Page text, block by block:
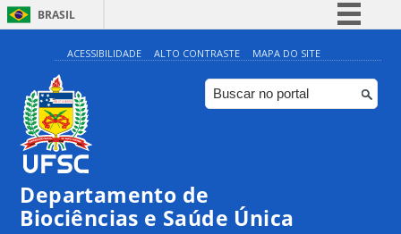
BRASIL
Simplifique!
Comunica BR
Participe
ACESSIBILIDADE ALTO CONTRASTE MAPA DO SITE
Departamento de
Biociências e Saúde Única